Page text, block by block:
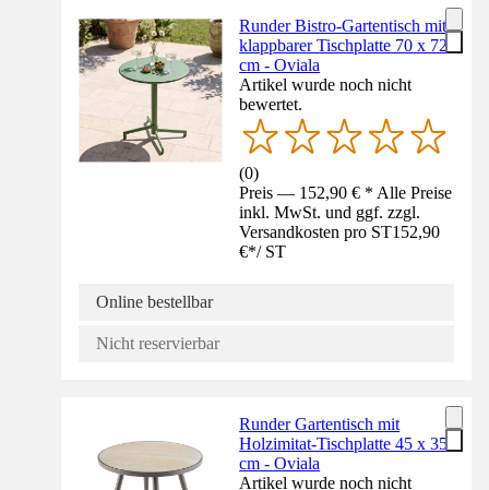
Runder Bistro-Gartentisch mit
klappbarer Tischplatte 70 x 72
cm - Oviala
Artikel wurde noch nicht
bewertet.
(0)
Preis — 152,90 € * Alle Preise
inkl. MwSt. und ggf. zzgl.
Versandkosten pro ST152,90
€*/ ST
Online bestellbar
Nicht reservierbar
Runder Gartentisch mit
Holzimitat-Tischplatte 45 x 35
cm - Oviala
Artikel wurde noch nicht